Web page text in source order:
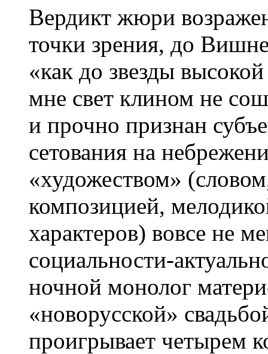
Вердикт жюри
точки зрения, до
«как до звезды
мне свет клином не
и прочно признан
сетования на
«художеством»
композицией,
характеров) вовсе не
социальности-
ночной монолог
«новорусской»
проигрывает четырем